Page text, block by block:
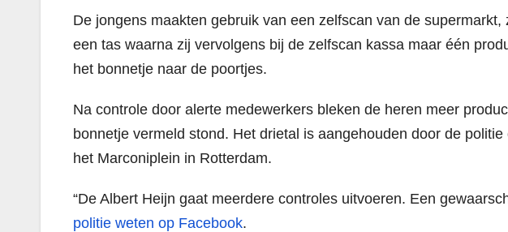
De jongens maakten gebruik van een zelfscan van de
een tas waarna zij vervolgens bij de zelfscan kassa maar één
het bonnetje naar de poortjes.
Na controle door alerte medewerkers bleken de heren meer
bonnetje vermeld stond. Het drietal is aangehouden door de
het Marconiplein in Rotterdam.
“De Albert Heijn gaat meerdere controles uitvoeren. Een
politie weten op Facebook.